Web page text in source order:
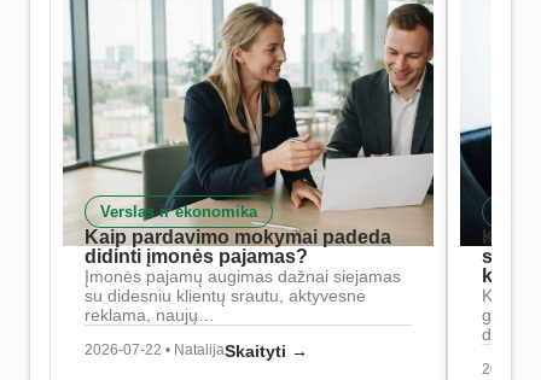
Verslas ir ekonomika
Kaip pardavimo mokymai padeda
didinti įmonės pajamas?
Įmonės pajamų augimas dažnai siejamas
su didesniu klientų srautu, aktyvesne
reklama, naujų…
2026-07-22 • NatalijaSkaityti →
Kaip
2026-